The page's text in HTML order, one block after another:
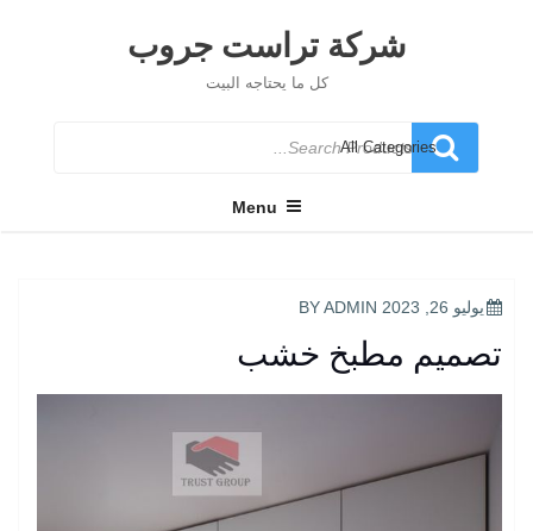
شركة تراست جروب
كل ما يحتاجه البيت
Search
for
Menu
POSTED
يوليو 26, 2023 ADMIN
تصميم مطبخ خشب